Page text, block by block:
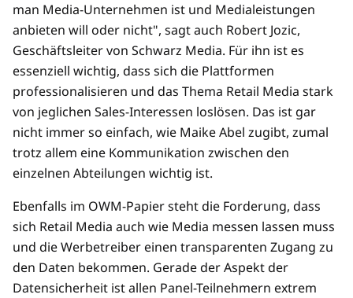
man Media-Unternehmen ist und Medialeistungen
anbieten will oder nicht", sagt auch Robert Jozic,
Geschäftsleiter von Schwarz Media. Für ihn ist es
essenziell wichtig, dass sich die Plattformen
professionalisieren und das Thema Retail Media stark
von jeglichen Sales-Interessen loslösen. Das ist gar
nicht immer so einfach, wie Maike Abel zugibt, zumal
trotz allem eine Kommunikation zwischen den
einzelnen Abteilungen wichtig ist.
Ebenfalls im OWM-Papier steht die Forderung, dass
sich Retail Media auch wie Media messen lassen muss
und die Werbetreiber einen transparenten Zugang zu
den Daten bekommen. Gerade der Aspekt der
Datensicherheit ist allen Panel-Teilnehmern extrem